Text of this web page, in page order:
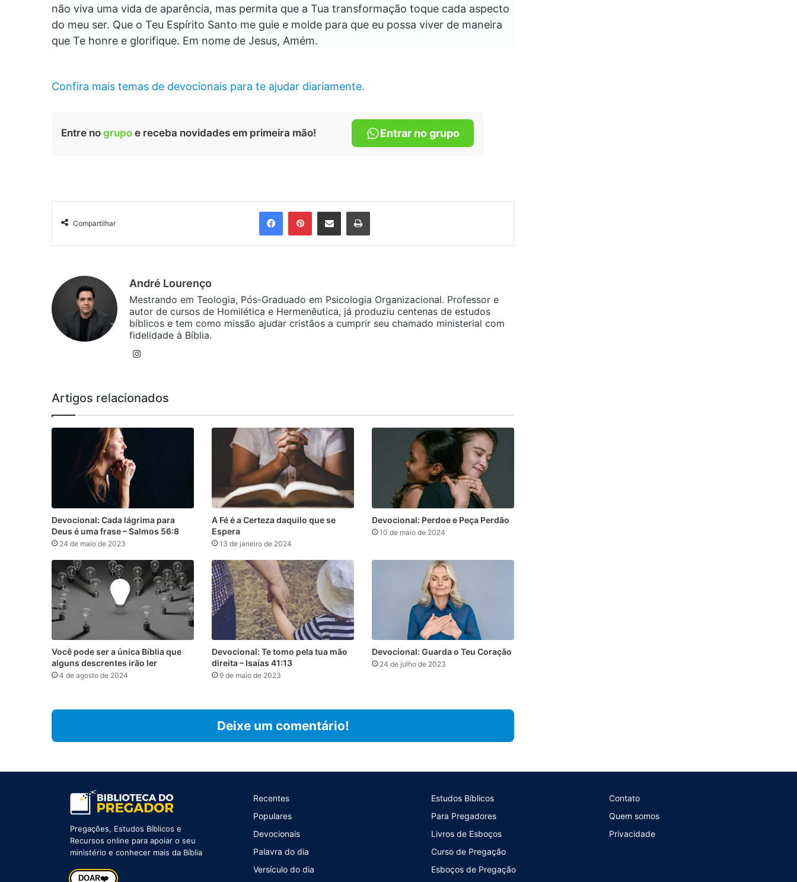
não viva uma vida de aparência, mas permita que a Tua transformação toque cada aspecto
do meu ser. Que o Teu Espírito Santo me guie e molde para que eu possa viver de maneira
que Te honre e glorifique. Em nome de Jesus, Amém.
Confira mais temas de devocionais para te ajudar diariamente.
Entre no grupo e receba novidades em primeira mão! Entrar no grupo
Compartilhar
FacebookPinterest
Compartilhar via e-mail Imprimir
André Lourenço
Mestrando em Teologia, Pós-Graduado em Psicologia Organizacional. Professor e
autor de cursos de Homilética e Hermenêutica, já produziu centenas de estudos
bíblicos e tem como missão ajudar cristãos a cumprir seu chamado ministerial com
fidelidade à Bíblia.
Artigos relacionados
Devocional: Cada lágrima para
Deus é uma frase – Salmos 56:8
24 de maio de 2023
A Fé é a Certeza daquilo que se
Espera
13 de janeiro de 2024
Devocional: Perdoe e Peça Perdão
10 de maio de 2024
Você pode ser a única Bíblia que
alguns descrentes irão ler
4 de agosto de 2024
Devocional: Te tomo pela tua mão
direita – Isaías 41:13
9 de maio de 2023
Devocional: Guarda o Teu Coração
24 de julho de 2023
Deixe um comentário!
Pregações, Estudos Bíblicos e
Recursos online para apoiar o seu
ministério e conhecer mais da Bíblia
DOAR❤️
Recentes
Populares
Devocionais
Palavra do dia
Versículo do dia
Estudos Bíblicos
Para Pregadores
Livros de Esboços
Curso de Pregação
Esboços de Pregação
Contato
Quem somos
Privacidade